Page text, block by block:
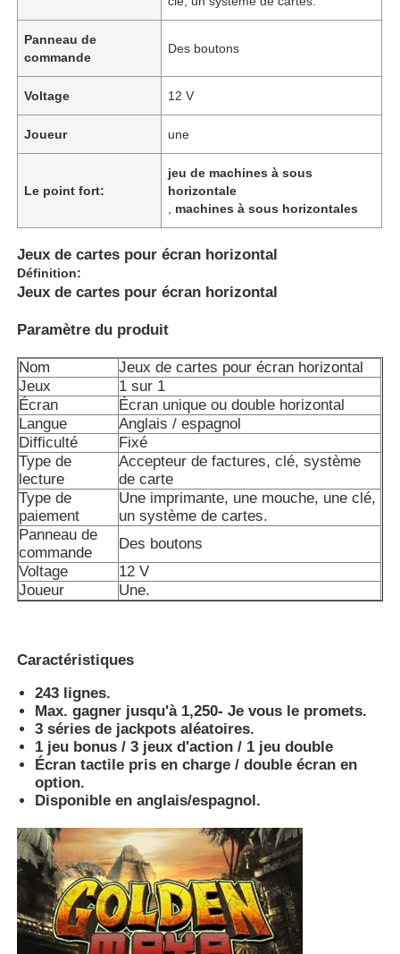
Aperçu
Produits
Vidéos
A propos de nous
Visite d'usine
Contrôle de la qualité
Contact
Demande de soumission
panneau de jeu de fente
Tableau de jeux de poissons
Panneau de
commande
Des boutons
Voltage 12 V
Joueur une
Le point fort:
jeu de machines à sous
horizontale
machines à sous horizontales
Jeux de cartes pour écran horizontal
Définition:
Jeux de cartes pour écran horizontal
Paramètre du produit
Nom
Jeux de cartes pour écran horizontal
Jeux
1 sur 1
Écran
Écran unique ou double horizontal
Langue
Anglais / espagnol
Difficulté
Fixé
Type de
lecture
Accepteur de factures, clé, système
de carte
Type de
paiement
Une imprimante, une mouche, une clé,
un système de cartes.
Panneau de
commande
Des boutons
Voltage
12 V
Joueur
Une.
Caractéristiques
243 lignes.
Max. gagner jusqu'à 1,250- Je vous le promets.
3 séries de jackpots aléatoires.
1 jeu bonus / 3 jeux d'action / 1 jeu double
Écran tactile pris en charge / double écran en
option.
Disponible en anglais/espagnol.